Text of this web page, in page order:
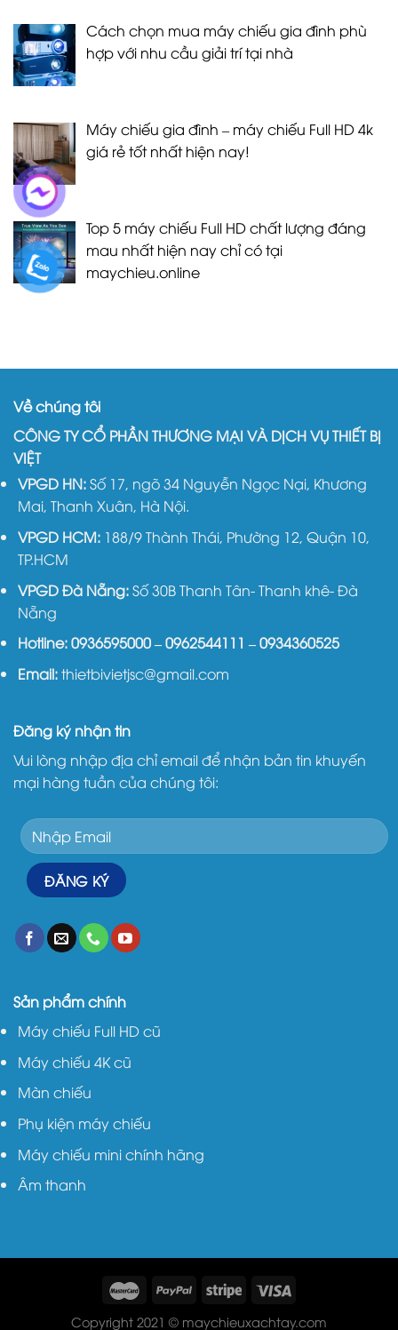
Cách chọn mua máy chiếu gia đình phù
hợp với nhu cầu giải trí tại nhà
Máy chiếu gia đình – máy chiếu Full HD 4k
giá rẻ tốt nhất hiện nay!
Top 5 máy chiếu Full HD chất lượng đáng
mau nhất hiện nay chỉ có tại
maychieu.online
Về chúng tôi
CÔNG TY CỔ PHẦN THƯƠNG MẠI VÀ DỊCH VỤ THIẾT BỊ
VIỆT
VPGD HN:Số 17, ngõ 34 Nguyễn Ngọc Nại, Khương
Mai, Thanh Xuân, Hà Nội.
VPGD HCM: 188/9 Thành Thái, Phường 12, Quận 10,
TP.HCM
VPGD Đà Nẵng:Số 30B Thanh Tân- Thanh khê- Đà
Nẵng
Hotline:0936595000–0962544111 –0934360525
Email:thietbivietjsc@gmail.com
Đăng ký nhận tin
Vui lòng nhập địa chỉ email để nhận bản tin khuyến
mại hàng tuần của chúng tôi:
Sản phẩm chính
Máy chiếu Full HD cũ
Máy chiếu 4K cũ
Màn chiếu
Phụ kiện máy chiếu
Máy chiếu mini chính hãng
Âm thanh
Copyright 2021 © maychieuxachtay.com